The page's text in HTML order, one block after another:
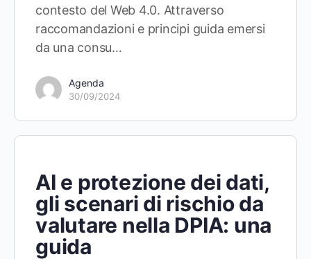
contesto del Web 4.0. Attraverso
raccomandazioni e principi guida emersi
da una consu…
Agenda
30/09/2024
AI e protezione dei dati,
gli scenari di rischio da
valutare nella DPIA: una
guida